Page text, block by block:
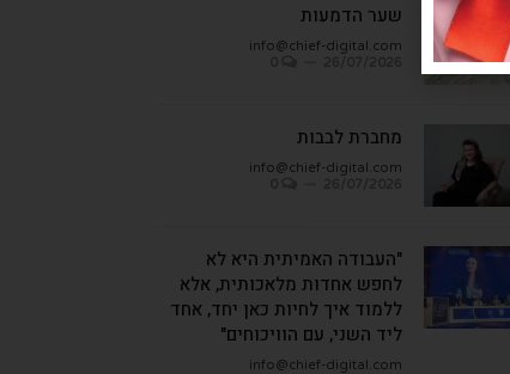
שער הדמעות
info@chief-digital.com
מחברת לבבות
info@chief-digital.com
"העבודה האמיתית היא לא
לחפש אחדות מלאכותית, אלא
ללמוד איך לחיות כאן יחד, אחד
ליד השני, עם הוויכוחים"
info@chief-digital.com